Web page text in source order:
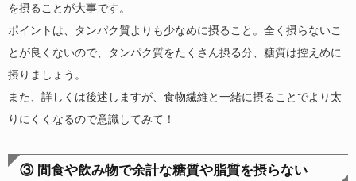
を摂ることが大事です。
ポイントは、タンパク質よりも少なめに摂ること。全く摂らないこ
とが良くないので、タンパク質をたくさん摂る分、糖質は控えめに
摂りましょう。
また、詳しくは後述しますが、食物繊維と一緒に摂ることでより太
りにくくなるので意識してみて！
③ 間食や飲み物で余計な糖質や脂質を摂らない